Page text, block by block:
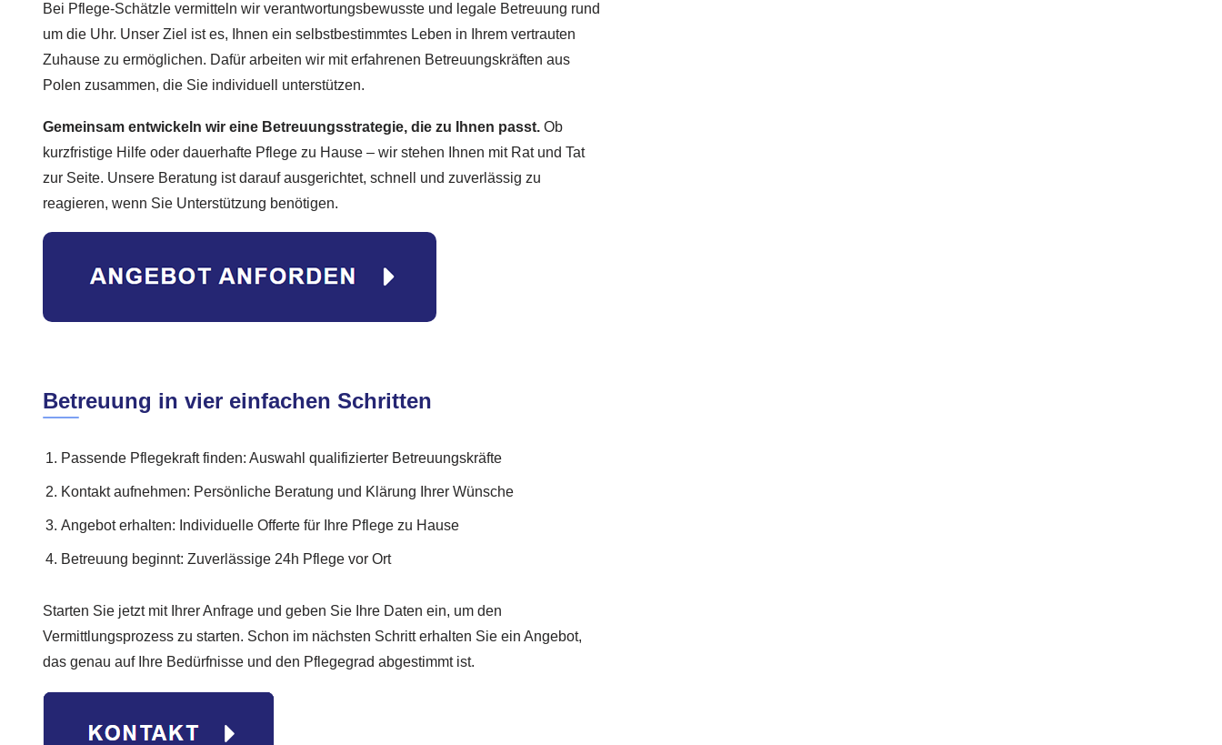
Bei Pflege-Schätzle vermitteln wir verantwortungsbewusste und legale Betreuung rund
um die Uhr. Unser Ziel ist es, Ihnen ein selbstbestimmtes Leben in Ihrem vertrauten
Zuhause zu ermöglichen. Dafür arbeiten wir mit erfahrenen Betreuungskräften aus
Polen zusammen, die Sie individuell unterstützen.
Gemeinsam entwickeln wir eine Betreuungsstrategie, die zu Ihnen passt. Ob
kurzfristige Hilfe oder dauerhafte Pflege zu Hause – wir stehen Ihnen mit Rat und Tat
zur Seite. Unsere Beratung ist darauf ausgerichtet, schnell und zuverlässig zu
reagieren, wenn Sie Unterstützung benötigen.
Betreuung in vier einfachen Schritten
Passende Pflegekraft finden: Auswahl qualifizierter Betreuungskräfte
Kontakt aufnehmen: Persönliche Beratung und Klärung Ihrer Wünsche
Angebot erhalten: Individuelle Offerte für Ihre Pflege zu Hause
Betreuung beginnt: Zuverlässige 24h Pflege vor Ort
Starten Sie jetzt mit Ihrer Anfrage und geben Sie Ihre Daten ein, um den
Vermittlungsprozess zu starten. Schon im nächsten Schritt erhalten Sie ein Angebot,
das genau auf Ihre Bedürfnisse und den Pflegegrad abgestimmt ist.